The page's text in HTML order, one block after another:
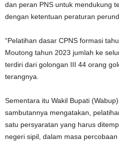
dan peran PNS untuk mendukung
dengan ketentuan peraturan
“Pelatihan dasar CPNS formasi
Moutong tahun 2023 jumlah ke
terdiri dari golongan III 44 orang
terangnya.
Sementara itu Wakil Bupati
sambutannya mengatakan,
satu persyaratan yang harus
negeri sipil, dalam masa